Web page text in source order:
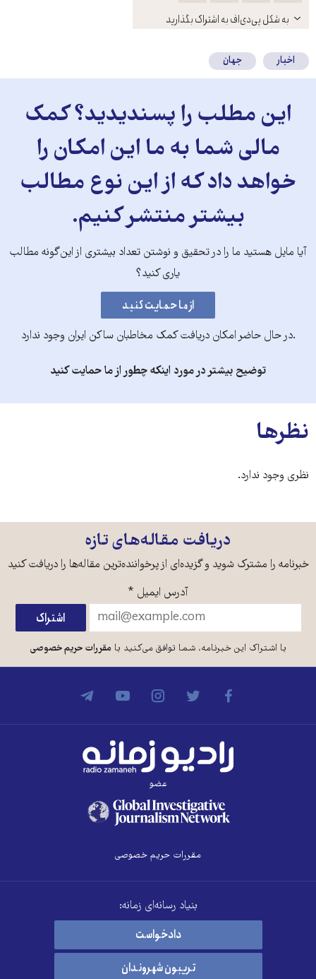
باز
کنید
به شکل پی‌دی‌اف به اشتراک بگذارید
اخبار جهان
این مطلب را پسندیدید؟ کمک
مالی شما به ما این امکان را
خواهد داد که از این نوع مطالب
بیشتر منتشر کنیم.
آیا مایل هستید ما را در تحقیق و نوشتن تعداد بیشتری از این‌گونه مطالب
یاری کنید؟
.در حال حاضر امکان دریافت کمک مخاطبان ساکن ایران وجود ندارد
توضیح بیشتر در مورد اینکه چطور از ما حمایت کنید
نظرها
نظری وجود ندارد.
دریافت مقاله‌های تازه
خبرنامه را مشترک شوید و گزیده‌ای از پرخواننده‌ترین مقاله‌ها را دریافت کنید
آدرس ایمیل *
با اشتراک این خبرنامه، شما توافق می‌کنید بامقررات حریم خصوصی
عضو
مقررات حریم خصوصی
بنیاد رسانه‌ای زمانه:
دادخواست
تریبون شهروندان